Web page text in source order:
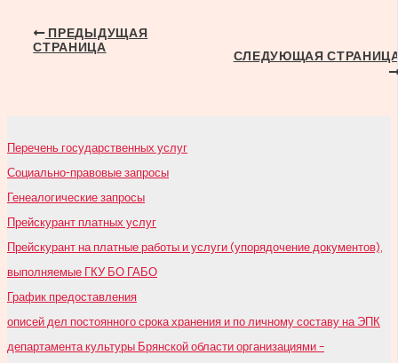
Навигация
ПРЕДЫДУЩАЯ
СТРАНИЦА
СЛЕДУЮЩАЯ
Перечень государственных услуг
Социально-правовые запросы
Генеалогические запросы
Прейскурант платных услуг
Прейскурант на платные работы и услуги (упорядочение документов),
выполняемые ГКУ БО ГАБО
График предоставления
описей дел постоянного срока хранения и по личному составу на ЭПК
департамента культуры Брянской области организациями –